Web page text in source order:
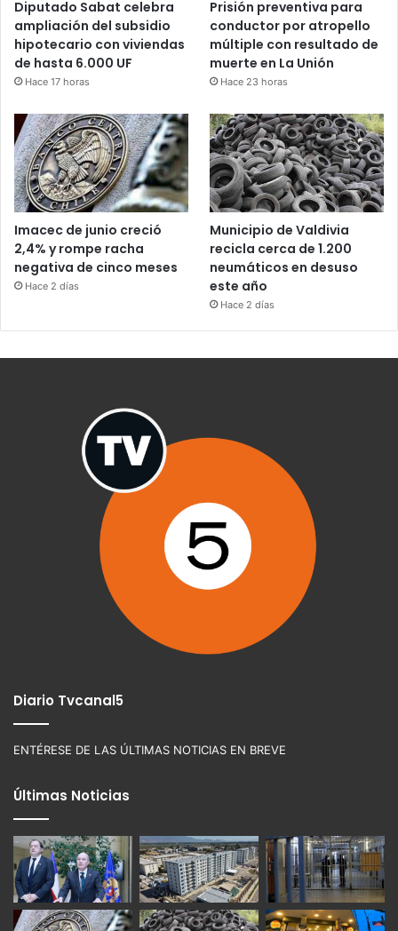
Diputado Sabat celebra
ampliación del subsidio
hipotecario con viviendas
de hasta 6.000 UF
Hace 17 horas
Prisión preventiva para
conductor por atropello
múltiple con resultado de
muerte en La Unión
Hace 23 horas
Imacec de junio creció
2,4% y rompe racha
negativa de cinco meses
Hace 2 días
Municipio de Valdivia
recicla cerca de 1.200
neumáticos en desuso
este año
Hace 2 días
Diario Tvcanal5
ENTÉRESE DE LAS ÚLTIMAS NOTICIAS EN BREVE
Últimas Noticias